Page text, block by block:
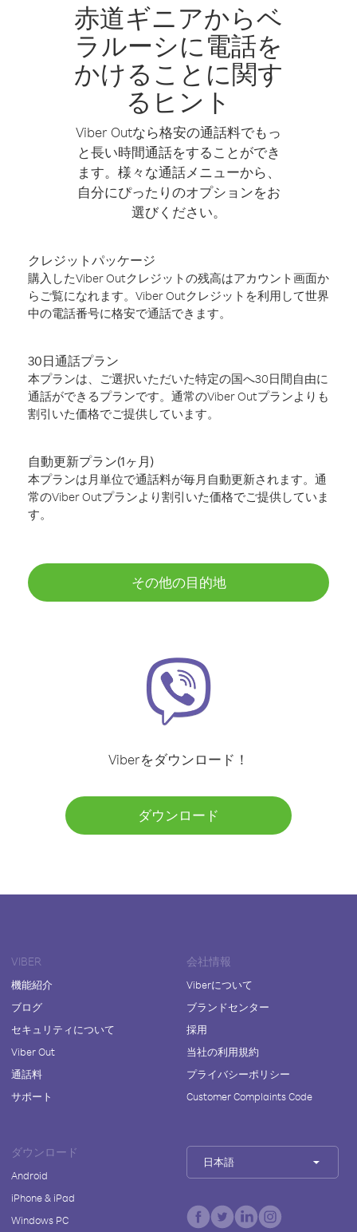
赤道ギニアからベ
ラルーシに電話を
かけることに関す
るヒント
Viber Outなら格安の通話料でもっ
と長い時間通話をすることができ
ます。様々な通話メニューから、
自分にぴったりのオプションをお
選びください。
クレジットパッケージ
購入したViber Outクレジットの残高はアカウント画面か
らご覧になれます。Viber Outクレジットを利用して世界
中の電話番号に格安で通話できます。
30日通話プラン
本プランは、ご選択いただいた特定の国へ30日間自由に
通話ができるプランです。通常のViber Outプランよりも
割引いた価格でご提供しています。
自動更新プラン(1ヶ月)
本プランは月単位で通話料が毎月自動更新されます。通
常のViber Outプランより割引いた価格でご提供していま
す。
その他の目的地
Viberをダウンロード！
ダウンロード
VIBER
機能紹介
ブログ
セキュリティについて
Viber Out
通話料
サポート
会社情報
Viberについて
ブランドセンター
採用
当社の利用規約
プライバシーポリシー
Customer Complaints Code
ダウンロード
Android
iPhone & iPad
Windows PC
日本語